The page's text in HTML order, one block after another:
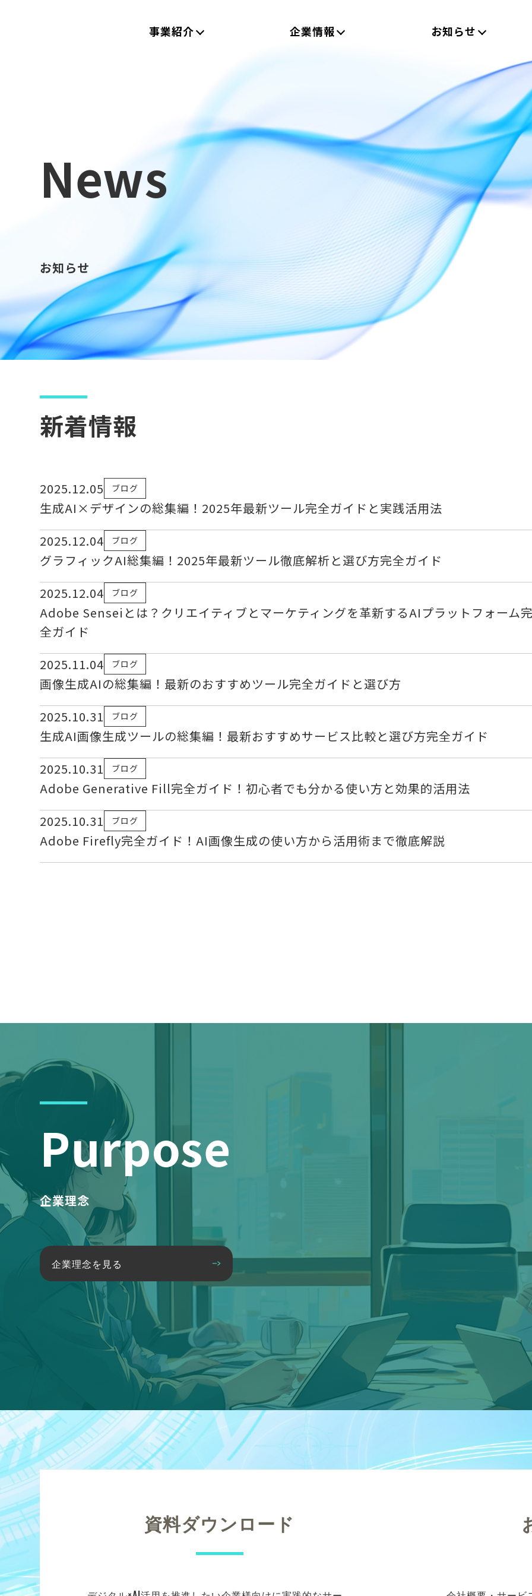
事業紹介 企業情報 お知らせ
News
お知らせ
新着情報
2025.12.05 ブログ
生成AI×デザインの総集編！2025年最新ツール完全ガイドと実践活用法
2025.12.04
ブログ
グラフィックAI総集編！2025年最新ツール徹底解析と選び方完全ガイド
2025.12.04
ブログ
Adobe Senseiとは？クリエイティブとマーケティングを革新するAIプラットフォーム完
全ガイド
2025.11.04
ブログ
画像生成AIの総集編！最新のおすすめツール完全ガイドと選び方
2025.10.31
ブログ
生成AI画像生成ツールの総集編！最新おすすめサービス比較と選び方完全ガイド
2025.10.31
ブログ
Adobe Generative Fill完全ガイド！初心者でも分かる使い方と効果的活用法
2025.10.31
ブログ
Adobe Firefly完全ガイド！AI画像生成の使い方から活用術まで徹底解説
Purpose
企業理念
企業理念を見る
資料ダウンロード